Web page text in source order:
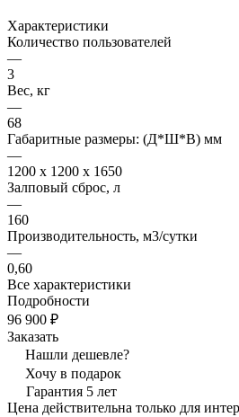
Характеристики
Количество пользователей
—
3
Вес, кг
—
68
Габаритные размеры: (Д*Ш*В) мм
—
1200 x 1200 x 1650
Залповый сброс, л
—
160
Производительность, м3/сутки
—
0,60
Все характеристики
Подробности
96 900 ₽
Заказать
Нашли дешевле?
Хочу в подарок
Гарантия 5 лет
Цена действительна только для